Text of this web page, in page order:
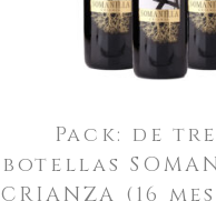
Pack: de
botellas
CRIANZA (16